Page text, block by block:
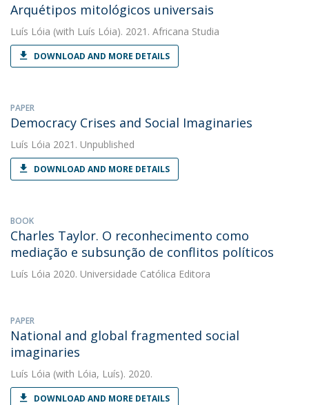
Arquétipos mitológicos universais
Luís Lóia (with Luís Lóia). 2021. Africana Studia
DOWNLOAD AND MORE DETAILS
PAPER
Democracy Crises and Social Imaginaries
Luís Lóia 2021. Unpublished
DOWNLOAD AND MORE DETAILS
BOOK
Charles Taylor. O reconhecimento como
mediação e subsunção de conflitos políticos
Luís Lóia 2020. Universidade Católica Editora
PAPER
National and global fragmented social
imaginaries
Luís Lóia (with Lóia, Luís). 2020.
DOWNLOAD AND MORE DETAILS